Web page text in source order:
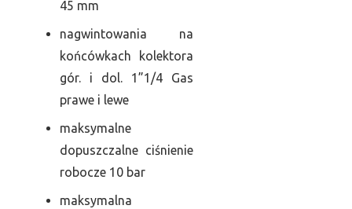
45 mm
nagwintowania na
końcówkach kolektora
gór. i dol. 1”1/4 Gas
prawe i lewe
maksymalne
dopuszczalne ciśnienie
robocze 10 bar
maksymalna